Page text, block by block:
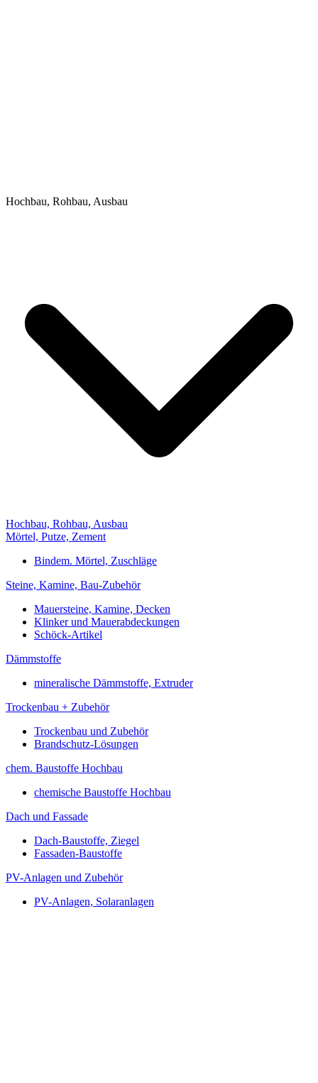
Hochbau, Rohbau, Ausbau
Hochbau, Rohbau, Ausbau
Mörtel, Putze, Zement
Bindem. Mörtel, Zuschläge
Steine, Kamine, Bau-Zubehör
Mauersteine, Kamine, Decken
Klinker und Mauerabdeckungen
Schöck-Artikel
Dämmstoffe
mineralische Dämmstoffe, Extruder
Trockenbau + Zubehör
Trockenbau und Zubehör
Brandschutz-Lösungen
chem. Baustoffe Hochbau
chemische Baustoffe Hochbau
Dach und Fassade
Dach-Baustoffe, Ziegel
Fassaden-Baustoffe
PV-Anlagen und Zubehör
PV-Anlagen, Solaranlagen